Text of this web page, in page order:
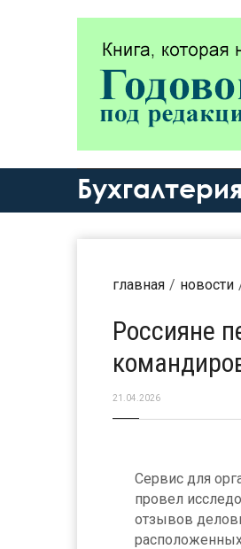
Бухгалтерия
главная новости
Россияне
21.04.2026
Сервис для
провел
отзывов